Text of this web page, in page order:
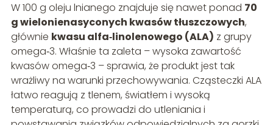
W 100 g oleju lnianego znajduje się nawet ponad 70
g wielonienasyconych kwasów tłuszczowych,
głównie kwasu alfa‑linolenowego (ALA) z grupy
omega‑3. Właśnie ta zaleta – wysoka zawartość
kwasów omega‑3 – sprawia, że produkt jest tak
wrażliwy na warunki przechowywania. Cząsteczki ALA
łatwo reagują z tlenem, światłem i wysoką
temperaturą, co prowadzi do utleniania i